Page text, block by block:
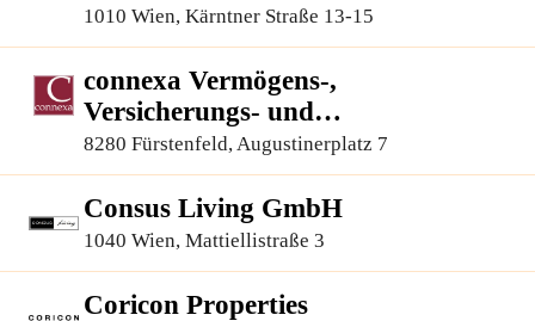
1010 Wien, Kärntner Straße 13-15
connexa Vermögens-,
Versicherungs- und
Finanzierungsberatung GmbH
8280 Fürstenfeld, Augustinerplatz 7
Consus Living GmbH
1040 Wien, Mattiellistraße 3
Coricon Properties